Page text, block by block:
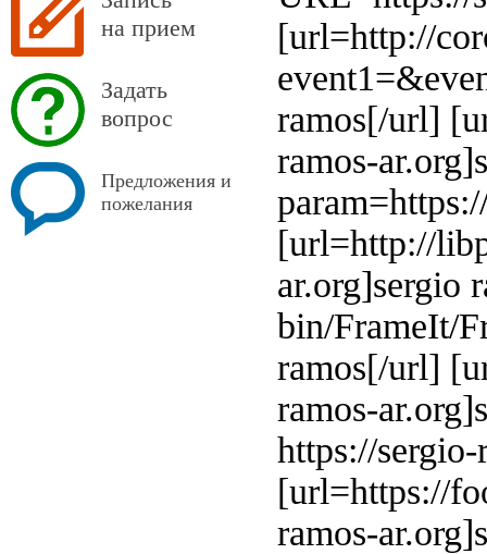
на прием
Задать
вопрос
Предложения и
пожелания
[url=http://
ramos[/url]
ramos-
[url=http://
ar.org]sergio
bin/FrameIt/
ramos[/url]
ramos-
https://
[url=https://
ramos-